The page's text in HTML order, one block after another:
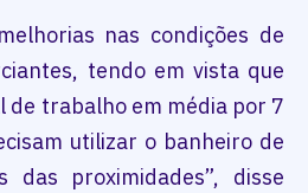
nas condições de
tendo em vista que
de trabalho em média por 7
utilizar o banheiro de
das proximidades”, disse